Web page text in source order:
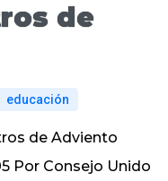
de
educación
de Adviento
Por Consejo Unido